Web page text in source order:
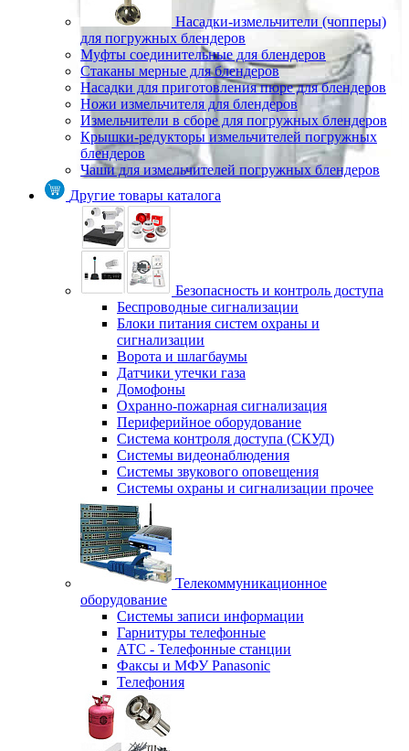
Насадки-измельчители (чопперы)
для погружных блендеров
Муфты соединительные для блендеров
Стаканы мерные для блендеров
Насадки для приготовления пюре для блендеров
Ножи измельчителя для блендеров
Измельчители в сборе для погружных блендеров
Крышки-редукторы измельчителей погружных
блендеров
Чаши для измельчителей погружных блендеров
Другие товары каталога
Безопасность и контроль доступа
Беспроводные сигнализации
Блоки питания систем охраны и
сигнализации
Ворота и шлагбаумы
Датчики утечки газа
Домофоны
Охранно-пожарная сигнализация
Периферийное оборудование
Система контроля доступа (СКУД)
Системы видеонаблюдения
Системы звукового оповещения
Системы охраны и сигнализации прочее
Телекоммуникационное
оборудование
Системы записи информации
Гарнитуры телефонные
АТС - Телефонные станции
Факсы и МФУ Panasonic
Телефония